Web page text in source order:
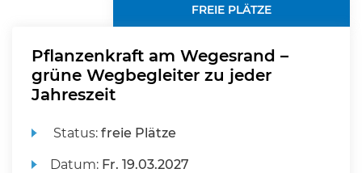
FREIE PLÄTZE
Pflanzenkraft am Wegesrand –
grüne Wegbegleiter zu jeder
Jahreszeit
Status:freie Plätze
Datum: Fr. 19.03.2027